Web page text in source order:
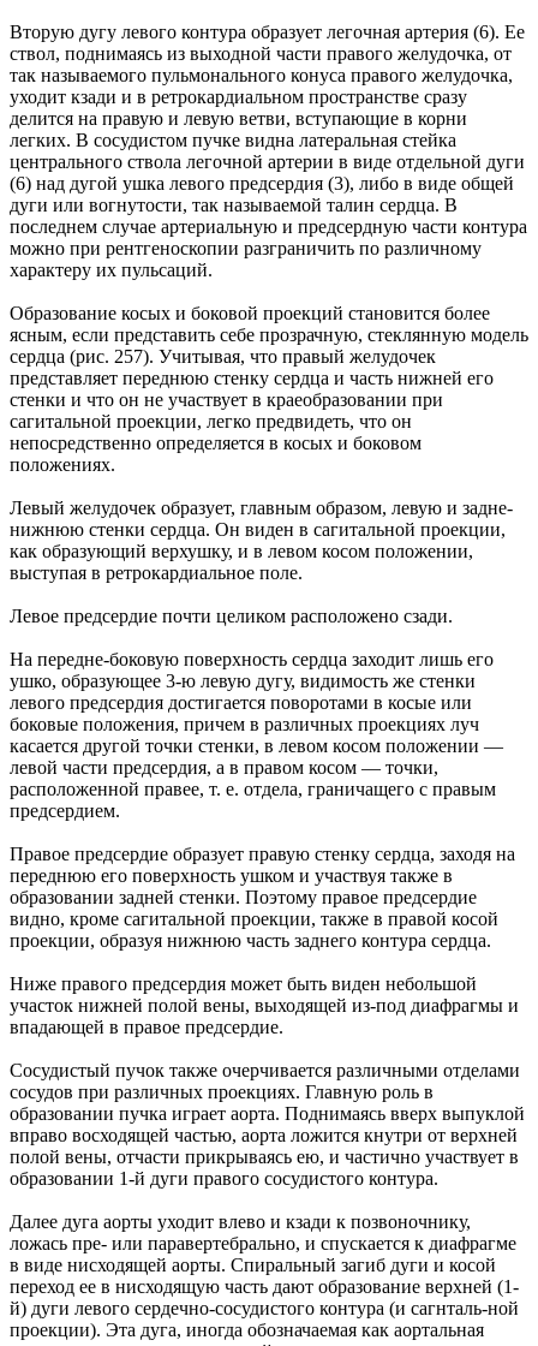
Вторую дугу левого контура образует легочная артерия (6). Ее
ствол, поднимаясь из выходной части правого желудочка, от
так называемого пульмонального конуса правого желудочка,
уходит кзади и в ретрокардиальном пространстве сразу
делится на правую и левую ветви, вступающие в корни
легких. В сосудистом пучке видна латеральная стейка
центрального ствола легочной артерии в виде отдельной дуги
(6) над дугой ушка левого предсердия (3), либо в виде общей
дуги или вогнутости, так называемой талин сердца. В
последнем случае артериальную и предсердную части контура
можно при рентгеноскопии разграничить по различному
характеру их пульсаций.
Образование косых и боковой проекций становится более
ясным, если представить себе прозрачную, стеклянную модель
сердца (рис. 257). Учитывая, что правый желудочек
представляет переднюю стенку сердца и часть нижней его
стенки и что он не участвует в краеобразовании при
сагитальной проекции, легко предвидеть, что он
непосредственно определяется в косых и боковом
положениях.
Левый желудочек образует, главным образом, левую и задне-
нижнюю стенки сердца. Он виден в сагитальной проекции,
как образующий верхушку, и в левом косом положении,
выступая в ретрокардиальное поле.
Левое предсердие почти целиком расположено сзади.
На передне-боковую поверхность сердца заходит лишь его
ушко, образующее 3-ю левую дугу, видимость же стенки
левого предсердия достигается поворотами в косые или
боковые положения, причем в различных проекциях луч
касается другой точки стенки, в левом косом положении —
левой части предсердия, а в правом косом — точки,
расположенной правее, т. е. отдела, граничащего с правым
предсердием.
Правое предсердие образует правую стенку сердца, заходя на
переднюю его поверхность ушком и участвуя также в
образовании задней стенки. Поэтому правое предсердие
видно, кроме сагитальной проекции, также в правой косой
проекции, образуя нижнюю часть заднего контура сердца.
Ниже правого предсердия может быть виден небольшой
участок нижней полой вены, выходящей из-под диафрагмы и
впадающей в правое предсердие.
Сосудистый пучок также очерчивается различными отделами
сосудов при различных проекциях. Главную роль в
образовании пучка играет аорта. Поднимаясь вверх выпуклой
вправо восходящей частью, аорта ложится кнутри от верхней
полой вены, отчасти прикрываясь ею, и частично участвует в
образовании 1-й дуги правого сосудистого контура.
Далее дуга аорты уходит влево и кзади к позвоночнику,
ложась пре- или паравертебрально, и спускается к диафрагме
в виде нисходящей аорты. Спиральный загиб дуги и косой
переход ее в нисходящую часть дают образование верхней (1-
й) дуги левого сердечно-сосудистого контура (и сагнталь-ной
проекции). Эта дуга, иногда обозначаемая как аортальная